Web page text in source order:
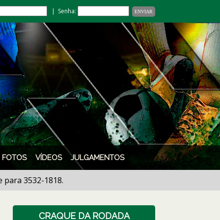
| Senha:
FOTOS VÍDEOS JULGAMENTOS
1818.
CRAQUE DA RODADA